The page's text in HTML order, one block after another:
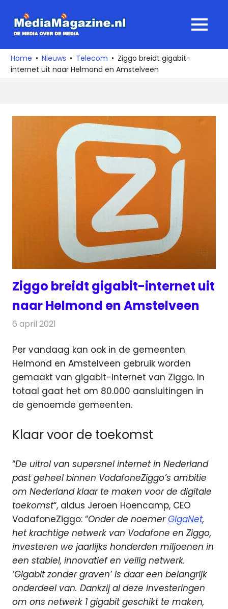
naar
media
over
de
MENU
Home Nieuws Telecom
Ziggo breidt gigabit-
internet uit naar Helmond en Amstelveen
Ziggo breidt gigabit-internet uit
naar Helmond en Amstelveen
6 april 2021
Per vandaag kan ook in de gemeenten
Helmond en Amstelveen gebruik worden
gemaakt van gigabit-internet van Ziggo. In
totaal gaat het om 80.000 aansluitingen in
de genoemde gemeenten.
Klaar voor de toekomst
“De uitrol van supersnel internet in Nederland
past geheel binnen VodafoneZiggo’s ambitie
om Nederland klaar te maken voor de digitale
toekomst“, aldus Jeroen Hoencamp, CEO
VodafoneZiggo: “Onder de noemerGigaNet,
het krachtige netwerk van Vodafone en Ziggo,
investeren we jaarlijks honderden miljoenen in
een stabiel, innovatief en veilig netwerk.
‘Gigabit zonder graven’ is daar een belangrijk
onderdeel van. Dankzij al deze investeringen
om ons netwerk 1 gigabit geschikt te maken,